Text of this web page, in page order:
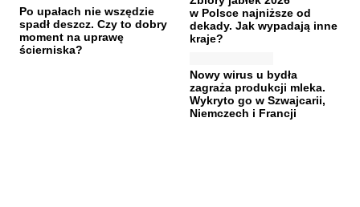
Po upałach nie wszędzie
spadł deszcz. Czy to dobry
moment na uprawę
ścierniska?
w Polsce najniższe od
dekady. Jak wypadają inne
kraje?
Nowy wirus u bydła
zagraża produkcji mleka.
Wykryto go w Szwajcarii,
Niemczech i Francji